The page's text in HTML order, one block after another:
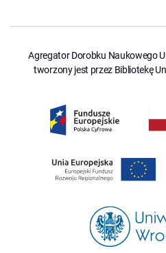
Agregator Dorobku Naukowego
tworzony jest przez Bibliotekę